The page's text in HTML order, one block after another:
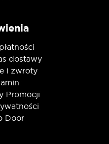
dostawy
i zwroty
Promocji
Door